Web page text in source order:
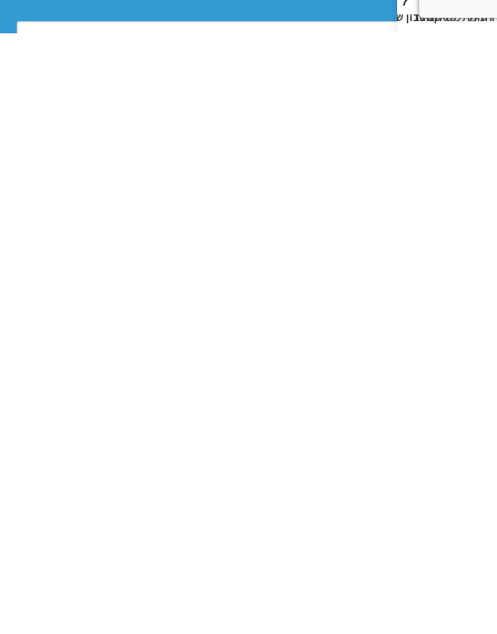
חנות
רשימת משאלות
סל קניות
החשבון שלי